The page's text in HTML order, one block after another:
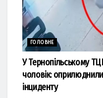
ГОЛОВНЕ
У Тернопільському
чоловік:
інциденту